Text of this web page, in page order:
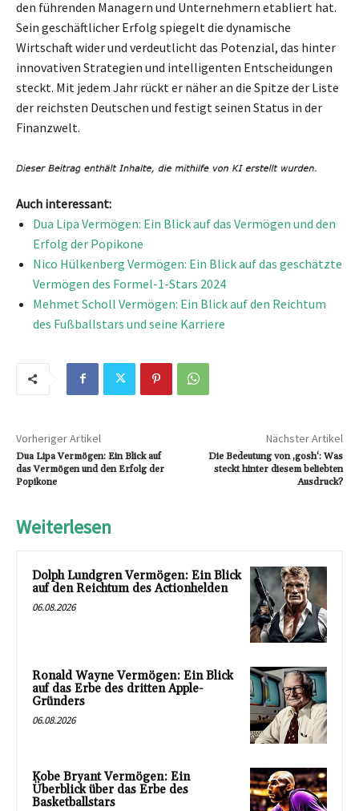
den führenden Managern und Unternehmern etabliert hat.
Sein geschäftlicher Erfolg spiegelt die dynamische
Wirtschaft wider und verdeutlicht das Potenzial, das hinter
innovativen Strategien und intelligenten Entscheidungen
steckt. Mit jedem Jahr rückt er näher an die Spitze der Liste
der reichsten Deutschen und festigt seinen Status in der
Finanzwelt.
Auch interessant:
Dua Lipa Vermögen: Ein Blick auf das Vermögen und den
Erfolg der Popikone
Nico Hülkenberg Vermögen: Ein Blick auf das geschätzte
Vermögen des Formel-1-Stars 2024
Mehmet Scholl Vermögen: Ein Blick auf den Reichtum
des Fußballstars und seine Karriere
Vorheriger Artikel
Dua Lipa Vermögen: Ein Blick auf
das Vermögen und den Erfolg der
Popikone
Nächster Artikel
Die Bedeutung von ‚gosh‘: Was
steckt hinter diesem beliebten
Ausdruck?
Weiterlesen
Dolph Lundgren Vermögen: Ein Blick
auf den Reichtum des Actionhelden
06.08.2026
Ronald Wayne Vermögen: Ein Blick
auf das Erbe des dritten Apple-
Gründers
06.08.2026
Kobe Bryant Vermögen: Ein
Überblick über das Erbe des
Basketballstars